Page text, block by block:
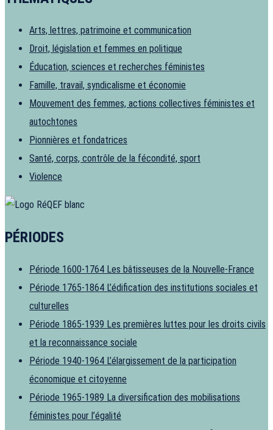
Arts, lettres, patrimoine et communication
Droit, législation et femmes en politique
Éducation, sciences et recherches féministes
Famille, travail, syndicalisme et économie
Mouvement des femmes, actions collectives féministes et
autochtones
Pionnières et fondatrices
Santé, corps, contrôle de la fécondité, sport
Violence
PÉRIODES
Période 1600-1764 Les bâtisseuses de la Nouvelle-France
Période 1765-1864 L’édification des institutions sociales et
culturelles
Période 1865-1939 Les premières luttes pour les droits civils
et la reconnaissance sociale
Période 1940-1964 L’élargissement de la participation
économique et citoyenne
Période 1965-1989 La diversification des mobilisations
féministes pour l’égalité